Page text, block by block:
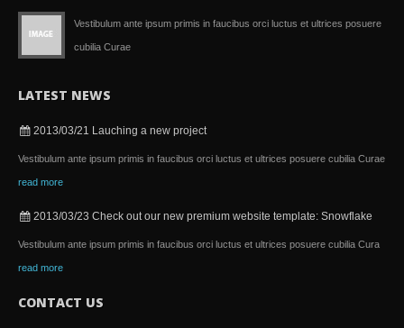
Vestibulum ante ipsum primis in faucibus orci luctus et ultrices posuere
cubilia Curae
LATEST NEWS
2013/03/21 Lauching a new project
Vestibulum ante ipsum primis in faucibus orci luctus et ultrices posuere cubilia Curae
read more
2013/03/23 Check out our new premium website template: Snowflake
Vestibulum ante ipsum primis in faucibus orci luctus et ultrices posuere cubilia Cura
read more
CONTACT US